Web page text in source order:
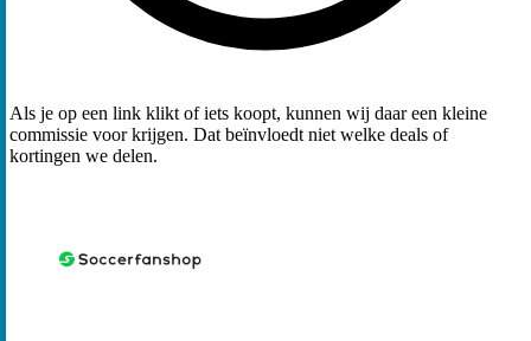
Als je op een link klikt of iets koopt, kunnen wij daar een kleine
commissie voor krijgen. Dat beïnvloedt niet welke deals of
kortingen we delen.